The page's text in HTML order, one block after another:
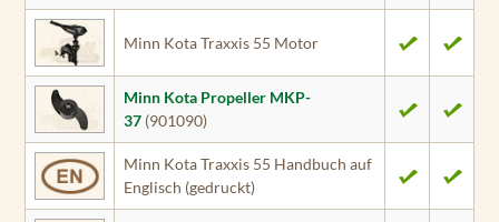
Minn Kota Traxxis 55 Motor
Minn Kota Propeller MKP-
37 (901090)
Minn Kota Traxxis 55 Handbuch auf
Englisch (gedruckt)